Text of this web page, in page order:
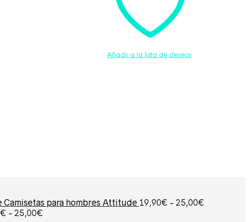
producto
Añadir a la lista de deseos
Camisetas para hombres Attitude 19,90€ - 25,00€
€ - 25,00€